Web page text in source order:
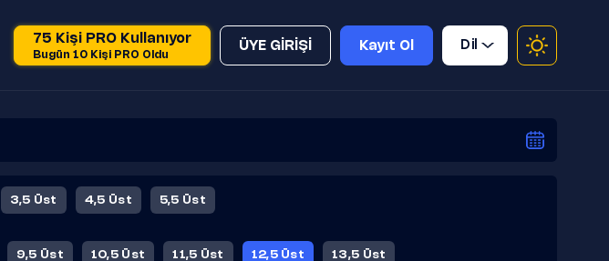
75 Kişi PRO Kullanıyor
Bugün 10 Kişi PRO Oldu
ÜYE GİRİŞİ Kayıt Ol Dil
3,5 Üst 4,5 Üst 5,5 Üst
9,5 Üst 10,5 Üst 11,5 Üst 12,5 Üst 13,5 Üst